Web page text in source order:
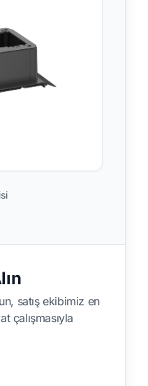
satış ekibimiz en
çalışmasıyla